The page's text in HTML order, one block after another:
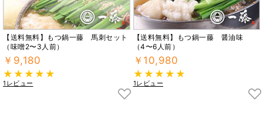
【送料無料】もつ鍋一藤 馬刺セット
（味噌2〜3人前）
￥9,180
1レビュー
【送料無料】もつ鍋一藤 醤油味
（4〜6人前）
￥10,980
1レビュー